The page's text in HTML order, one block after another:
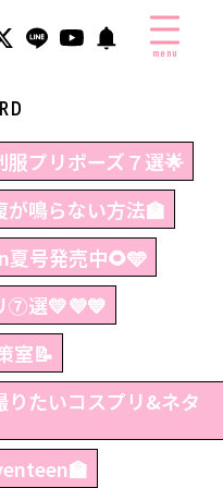
menu
服プリポーズ７選🌟
が鳴らない方法🏫
夏号発売中🌻🩵
⑦選💛💜💙
室📝
りたいコスプリ&ネタ